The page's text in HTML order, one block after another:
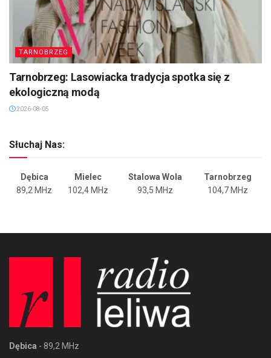
TARNOBRZEG
Tarnobrzeg: Lasowiacka tradycja spotka się z
ekologiczną modą
2026-08-05
Słuchaj Nas:
Dębica Mielec Stalowa Wola
Tarnobrzeg
89,2 MHz
102,4 MHz 93,5 MHz 104,7 MHz
Dębica - 89,2 MHz